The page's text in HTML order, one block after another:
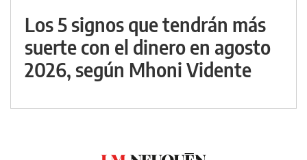
Los 5 signos que tendrán más
suerte con el dinero en agosto
2026, según Mhoni Vidente